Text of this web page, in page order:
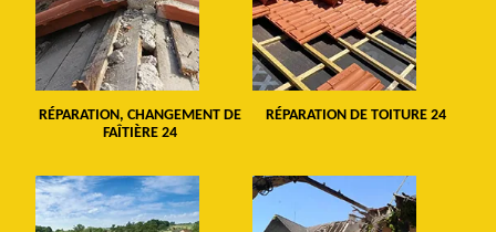
RÉPARATION, CHANGEMENT DE
FAÎTIÈRE 24
RÉPARATION DE TOITURE 24